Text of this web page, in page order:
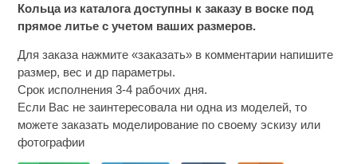
Кольца из каталога доступны к заказу в воске под
прямое литье с учетом ваших размеров.
Для заказа нажмите «заказать» в комментарии напишите
размер, вес и др параметры.
Срок исполнения 3-4 рабочих дня.
Если Вас не заинтересовала ни одна из моделей, то
можете заказать моделирование по своему эскизу или
фотографии